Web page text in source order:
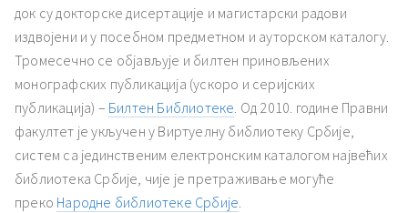
док су докторске дисертације и магистарски радови
издвојени и у посебном предметном и ауторском каталогу.
Тромесечно се објављује и билтен приновљених
монографских публикација (ускоро и серијских
публикација) – Билтен Библиотеке. Од 2010. године Правни
факултет је укључен у Виртуелну библиотеку Србије,
систем са јединственим електронским каталогом највећих
библиотека Србије, чије је претраживање могуће
преко Народне библиотеке Србије.